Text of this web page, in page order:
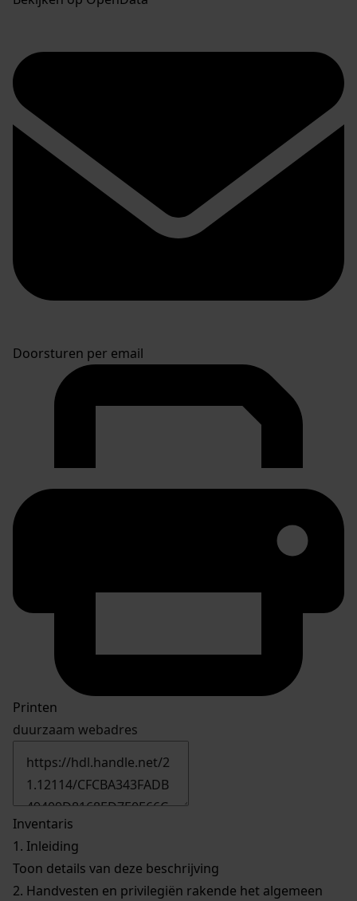
Doorsturen per email
Printen
duurzaam webadres
Inventaris
1. Inleiding
Toon details van deze beschrijving
2. Handvesten en privilegiën rakende het algemeen